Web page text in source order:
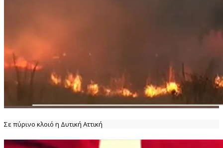
Σε πύρινο κλοιό η Δυτική Αττική